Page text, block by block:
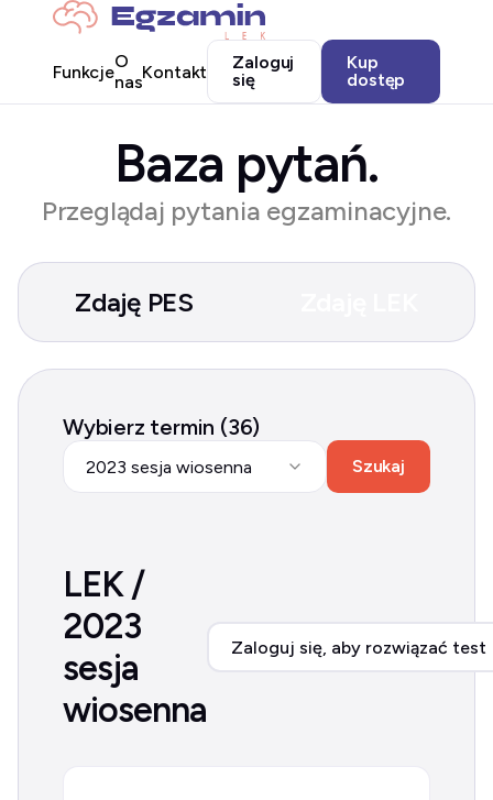
FunkcjeO
nasKontakt
Zaloguj
się
Kup
dostęp
Baza pytań.
Przeglądaj pytania egzaminacyjne.
Zdaję PES
Wybierz termin (36)
2023 sesja wiosenna Szukaj
LEK /
2023
sesja
wiosenna
Zaloguj się, aby rozwiązać test